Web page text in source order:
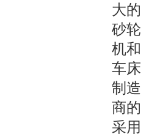
大的
砂轮
机和
车床
制造
商的
采用